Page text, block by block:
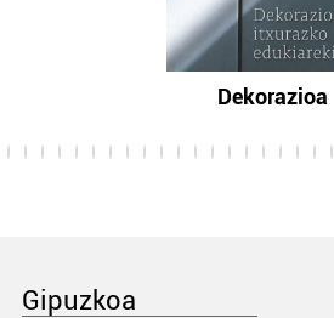
Dekorazioa
Gipuzkoa